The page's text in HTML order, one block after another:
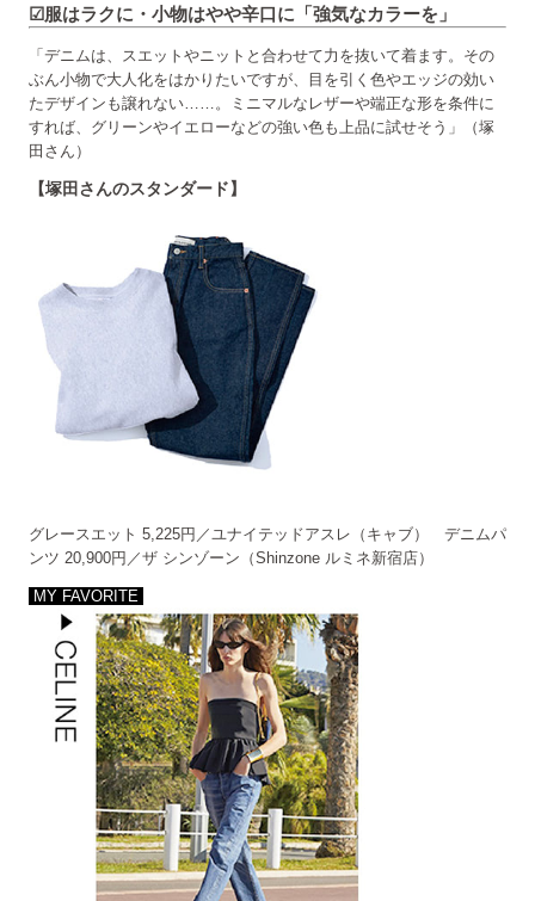
☑服はラクに・小物はやや辛口に「強気なカラーを」
「デニムは、スエットやニットと合わせて力を抜いて着ます。その
ぶん小物で大人化をはかりたいですが、目を引く色やエッジの効い
たデザインも譲れない……。ミニマルなレザーや端正な形を条件に
すれば、グリーンやイエローなどの強い色も上品に試せそう」（塚
田さん）
【塚田さんのスタンダード】
グレースエット 5,225円／ユナイテッドアスレ（キャブ） デニムパ
ンツ 20,900円／ザ シンゾーン（Shinzone ルミネ新宿店）
MY FAVORITE